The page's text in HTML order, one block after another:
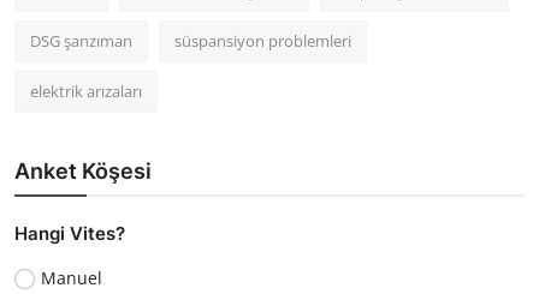
DSG şanzıman süspansiyon problemleri
elektrik arızaları
Anket Köşesi
Hangi Vites?
Manuel